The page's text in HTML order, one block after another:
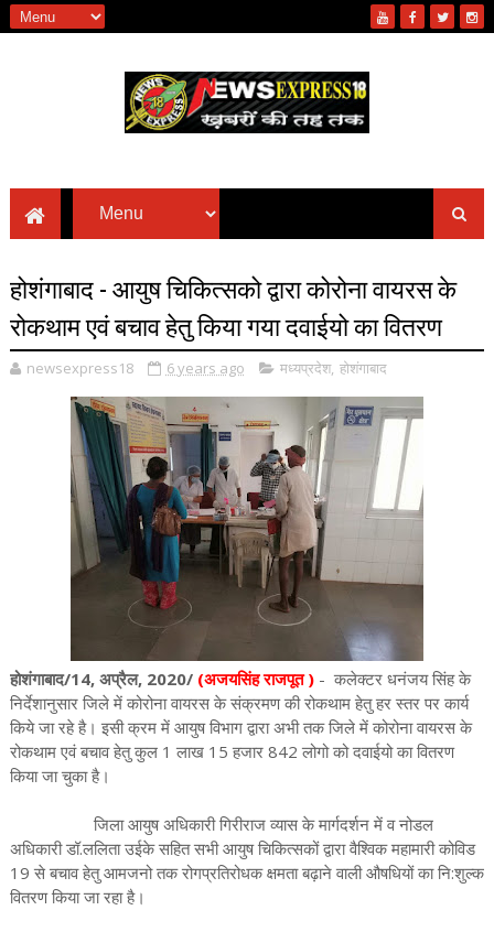
होशंगाबाद - आयुष चिकित्सको द्वारा कोरोना वायरस के
रोकथाम एवं बचाव हेतु किया गया दवाईयो का वितरण
newsexpress18 6 years ago मध्यप्रदेश, होशंगाबाद
होशंगाबाद/14, अप्रैल, 2020/ (अजयसिंह राजपूत ) - कलेक्टर धनंजय सिंह के
निर्देशानुसार जिले में कोरोना वायरस के संक्रमण की रोकथाम हेतु हर स्तर पर कार्य
किये जा रहे है। इसी क्रम में आयुष विभाग द्वारा अभी तक जिले में कोरोना वायरस के
रोकथाम एवं बचाव हेतु कुल 1 लाख 15 हजार 842 लोगो को दवाईयो का वितरण
किया जा चुका है।
जिला आयुष अधिकारी गिरीराज व्यास के मार्गदर्शन में व नोडल
अधिकारी डॉ.ललिता उईके सहित सभी आयुष चिकित्सकों द्वारा वैश्विक महामारी कोविड
19 से बचाव हेतु आमजनो तक रोगप्रतिरोधक क्षमता बढ़ाने वाली औषधियों का नि:शुल्क
वितरण किया जा रहा है।